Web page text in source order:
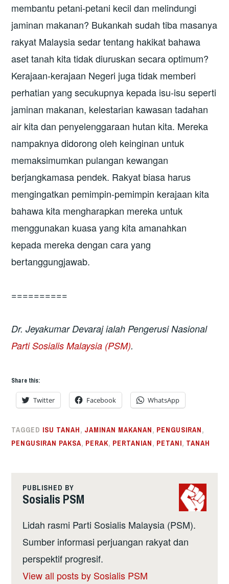
membantu petani-petani kecil dan melindungi
jaminan makanan? Bukankah sudah tiba masanya
rakyat Malaysia sedar tentang hakikat bahawa
aset tanah kita tidak diuruskan secara optimum?
Kerajaan-kerajaan Negeri juga tidak memberi
perhatian yang secukupnya kepada isu-isu seperti
jaminan makanan, kelestarian kawasan tadahan
air kita dan penyelenggaraan hutan kita. Mereka
nampaknya didorong oleh keinginan untuk
memaksimumkan pulangan kewangan
berjangkamasa pendek. Rakyat biasa harus
mengingatkan pemimpin-pemimpin kerajaan kita
bahawa kita mengharapkan mereka untuk
menggunakan kuasa yang kita amanahkan
kepada mereka dengan cara yang
bertanggungjawab.
==========
Dr. Jeyakumar Devaraj ialah Pengerusi Nasional
Parti Sosialis Malaysia (PSM).
Share this:
Twitter Facebook WhatsApp
TAGGED ISU TANAH, JAMINAN MAKANAN, PENGUSIRAN,
PENGUSIRAN PAKSA, PERAK, PERTANIAN, PETANI, TANAH
PUBLISHED BY
Sosialis PSM
Lidah rasmi Parti Sosialis Malaysia (PSM).
Sumber informasi perjuangan rakyat dan
perspektif progresif.
View all posts by Sosialis PSM